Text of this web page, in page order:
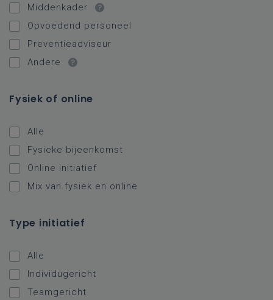
Middenkader
Opvoedend personeel
Preventieadviseur
Andere
Fysiek of online
Alle
Fysieke bijeenkomst
Online initiatief
Mix van fysiek en online
Type initiatief
Alle
Individugericht
Teamgericht